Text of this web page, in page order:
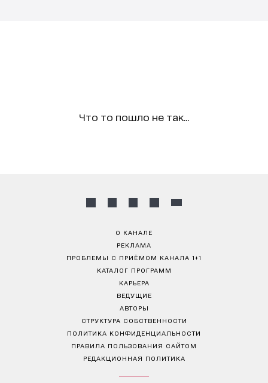
Что то пошло не так...
О КАНАЛЕ
РЕКЛАМА
ПРОБЛЕМЫ С ПРИЁМОМ КАНАЛА 1+1
КАТАЛОГ ПРОГРАММ
КАРЬЕРА
ВЕДУЩИЕ
АВТОРЫ
СТРУКТУРА СОБСТВЕННОСТИ
ПОЛИТИКА КОНФИДЕНЦИАЛЬНОСТИ
ПРАВИЛА ПОЛЬЗОВАНИЯ САЙТОМ
РЕДАКЦИОННАЯ ПОЛИТИКА